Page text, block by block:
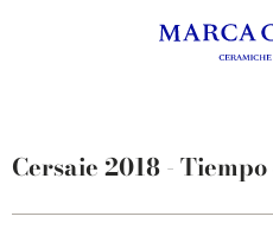
Cersaie 2018 -